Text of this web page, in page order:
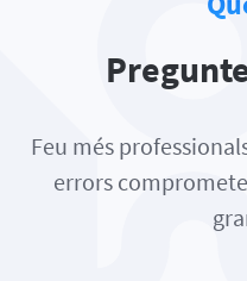
Feu més
errors